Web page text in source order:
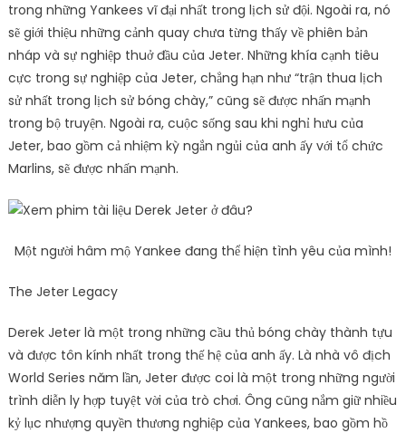
trong những Yankees vĩ đại nhất trong lịch sử đội. Ngoài ra, nó
sẽ giới thiệu những cảnh quay chưa từng thấy về phiên bản
nháp và sự nghiệp thuở đầu của Jeter. Những khía cạnh tiêu
cực trong sự nghiệp của Jeter, chẳng hạn như “trận thua lịch
sử nhất trong lịch sử bóng chày,” cũng sẽ được nhấn mạnh
trong bộ truyện. Ngoài ra, cuộc sống sau khi nghỉ hưu của
Jeter, bao gồm cả nhiệm kỳ ngắn ngủi của anh ấy với tổ chức
Marlins, sẽ được nhấn mạnh.
Một người hâm mộ Yankee đang thể hiện tình yêu của mình!
The Jeter Legacy
Derek Jeter là một trong những cầu thủ bóng chày thành tựu
và được tôn kính nhất trong thế hệ của anh ấy. Là nhà vô địch
World Series năm lần, Jeter được coi là một trong những người
trình diễn ly hợp tuyệt vời của trò chơi. Ông cũng nắm giữ nhiều
kỷ lục nhượng quyền thương nghiệp của Yankees, bao gồm hồ